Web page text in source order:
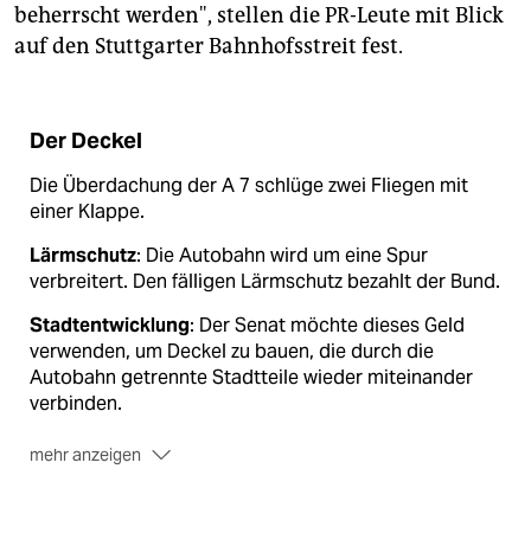
beherrscht werden", stellen die PR-Leute mit Blick
auf den Stuttgarter Bahnhofsstreit fest.
Der Deckel
Die Überdachung der A 7 schlüge zwei Fliegen mit
einer Klappe.
Lärmschutz: Die Autobahn wird um eine Spur
verbreitert. Den fälligen Lärmschutz bezahlt der Bund.
Stadtentwicklung: Der Senat möchte dieses Geld
verwenden, um Deckel zu bauen, die durch die
Autobahn getrennte Stadtteile wieder miteinander
verbinden.
mehr anzeigen